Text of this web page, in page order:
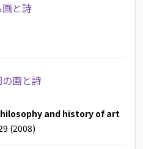
と詩
画と詩
and history of art
(2008)